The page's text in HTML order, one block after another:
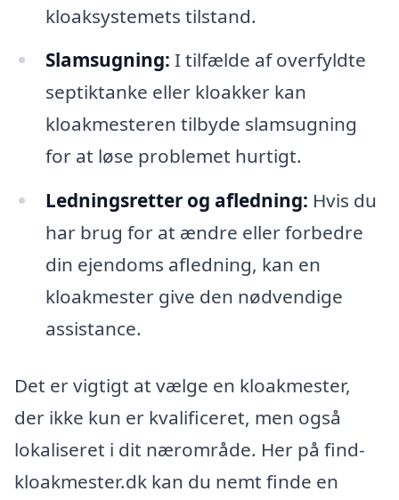
kloaksystemets tilstand.
Slamsugning: I tilfælde af overfyldte
septiktanke eller kloakker kan
kloakmesteren tilbyde slamsugning
for at løse problemet hurtigt.
Ledningsretter og afledning: Hvis du
har brug for at ændre eller forbedre
din ejendoms afledning, kan en
kloakmester give den nødvendige
assistance.
Det er vigtigt at vælge en kloakmester,
der ikke kun er kvalificeret, men også
lokaliseret i dit nærområde. Her på find-
kloakmester.dk kan du nemt finde en